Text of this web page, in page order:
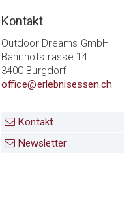
Kontakt
Outdoor Dreams GmbH
Bahnhofstrasse 14
3400 Burgdorf
office@erlebnisessen.ch
Kontakt
Newsletter